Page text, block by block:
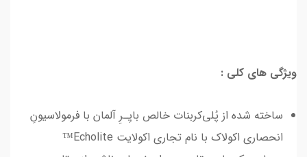
ویژگی های کلی :
ساخته شده از پُلی‌کربنات خالص بایِـرِ آلمان با فرمولاسیونِ
انحصاری اکولاک با نام تجاری اکولایت Echolite™